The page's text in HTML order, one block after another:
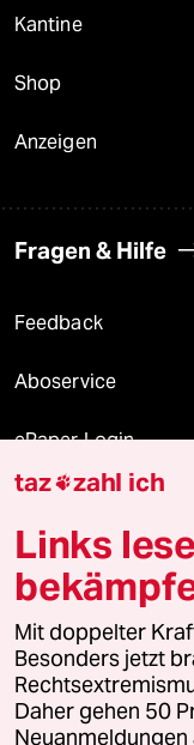
Kantine
Shop
Anzeigen
Fragen & Hilfe
Feedback
Aboservice
ePaper Login
Downloads für
© 2026 taz Verlags
Alle Rechte vorbehalten.
wenden Sie sich bitte an
Feedback
taz zahl ich
Links
Mit doppelter
Besonders jetzt
Daher gehen 50
Neuanmeldungen